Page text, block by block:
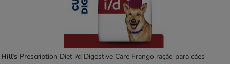
Hill's Prescription Diet i/d Digestive Care Frango ração para cães